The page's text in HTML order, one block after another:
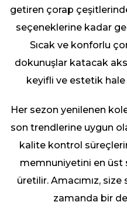
getiren çorap
seçeneklerine kadar
Sıcak ve konforlu
dokunuşlar katacak
keyifli ve estetik
Her sezon yenilenen
son trendlerine uygun
kalite kontrol
memnuniyetini en üst
üretilir. Amacımız,
zamanda bir